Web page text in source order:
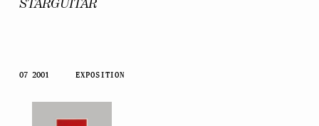
STARGUITAR
07 2001 EXPOSITION